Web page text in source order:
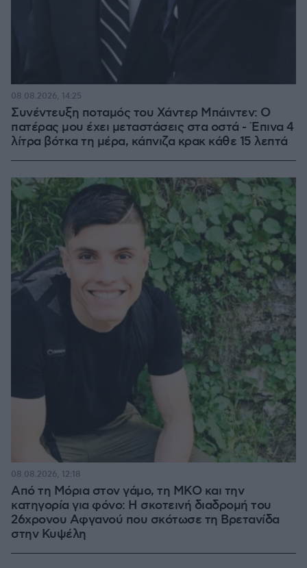
Συνέντευξη ποταμός του Χάντερ Μπάιντεν: Ο
πατέρας μου έχει μεταστάσεις στα οστά - Έπινα 4
λίτρα βότκα τη μέρα, κάπνιζα κρακ κάθε 15 λεπτά
08.08.2026, 14:25
Από τη Μόρια στον γάμο, τη ΜΚΟ και την
κατηγορία για φόνο: Η σκοτεινή διαδρομή του
26χρονου Αφγανού που σκότωσε τη Βρετανίδα
στην Κυψέλη
08.08.2026, 12:18